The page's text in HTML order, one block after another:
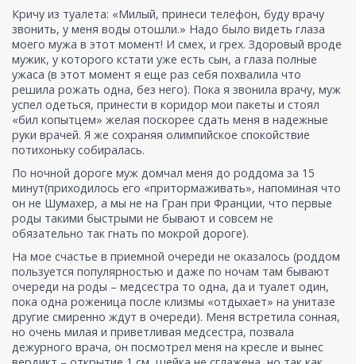
Кричу из туалета: «Милый, принеси телефон, буду врачу
звонить, у меня воды отошли.» Надо было видеть глаза
моего мужа в этот момент! И смех, и грех. Здоровый вроде
мужик, у которого кстати уже есть сын, а глаза полные
ужаса (в этот момент я еще раз себя похвалила что
решила рожать одна, без него). Пока я звонила врачу, муж
успел одеться, принести в коридор мои пакеты и стоял
«бил копытцем» желая поскорее сдать меня в надежные
руки врачей. Я же сохраняя олимпийское спокойствие
потихоньку собиралась.
По ночной дороге муж домчал меня до роддома за 15
минут(приходилось его «притормаживать», напоминая что
он не Шумахер, а мы не на Гран при Франции, что первые
роды такими быстрыми не бывают и совсем не
обязательно так гнать по мокрой дороге).
На мое счастье в приемной очереди не оказалось (роддом
пользуется популярностью и даже по ночам там бывают
очереди на роды – медсестра то одна, да и туалет один,
пока одна роженица после клизмы «отдыхает» на унитазе
другие смиренно ждут в очереди). Меня встретила сонная,
но очень милая и приветливая медсестра, позвала
дежурного врача, он посмотрел меня на кресле и вынес